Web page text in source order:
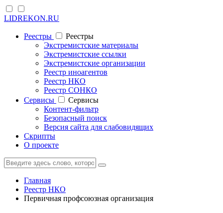
LIDREKON.RU
Реестры
Реестры
Экстремистские материалы
Экстремистские ссылки
Экстремистские организации
Реестр иноагентов
Реестр НКО
Реестр СОНКО
Cервисы
Cервисы
Контент-фильтр
Безопасный поиск
Версия сайта для слабовидящих
Скрипты
О проекте
Главная
Реестр НКО
Первичная профсоюзная организация